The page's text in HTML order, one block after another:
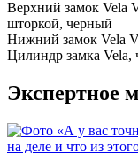
Верхний замок Vela
шторкой, черный
Нижний замок Vela
Цилиндр замка Vela,
Экспертное